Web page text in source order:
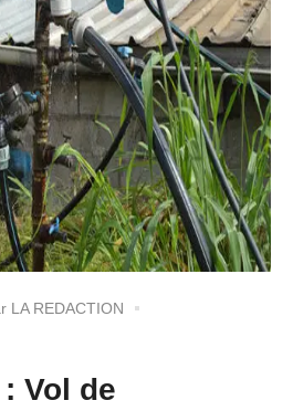
LA REDACTION
Vol de